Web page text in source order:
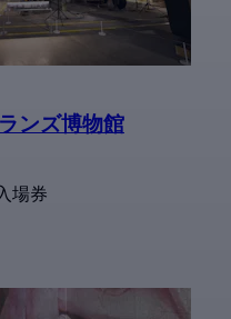
ンズ博物館
場券